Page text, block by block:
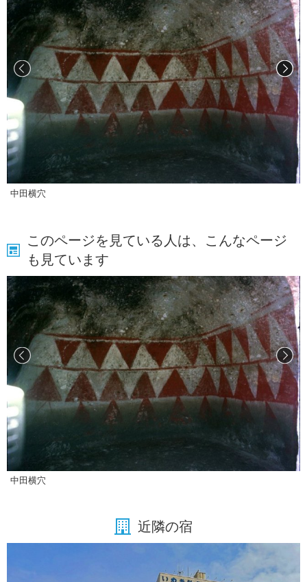
中田横穴
このページを見ている人は、こんなページ
も見ています
中田横穴
近隣の宿